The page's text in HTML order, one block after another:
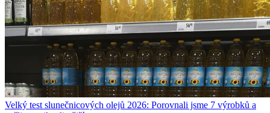
Velký test slunečnicových olejů 2026: Porovnali jsme 7 výrobků a